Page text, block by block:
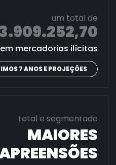
um total de
em mercadorias ilícitas
7 ANOS E PROJEÇÕES
total e segmentado
MAIORES